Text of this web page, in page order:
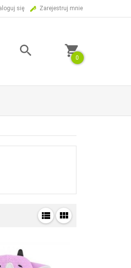
się Zarejestruj mnie
0